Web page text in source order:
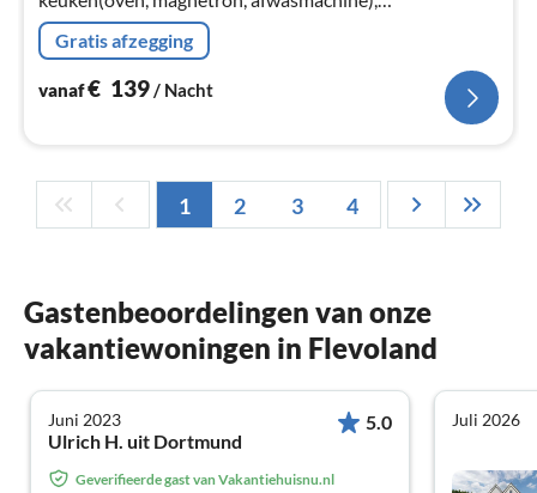
slaapkamer(2x 1-pers. bed), badkamer(douche,
wastafel), bijkeuken)
Gratis afzegging
vanaf€ 139/ Nacht
1 2 3 4
Gastenbeoordelingen van onze
vakantiewoningen in Flevoland
Juni 2023
Ulrich H. uit Dortmund
5.0
Geverifieerde gast van Vakantiehuisnu.nl
Juli 2026